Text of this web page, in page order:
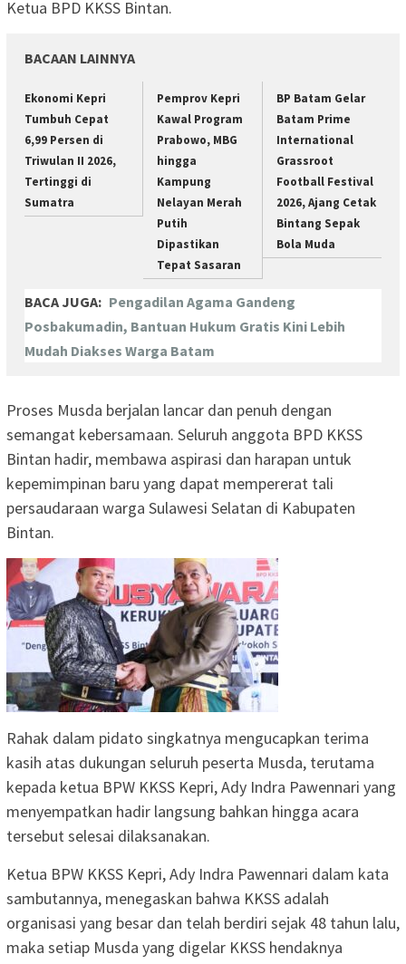
Ketua BPD KKSS Bintan.
BACAAN LAINNYA
Ekonomi Kepri
Tumbuh Cepat
6,99 Persen di
Triwulan II 2026,
Tertinggi di
Sumatra
Pemprov Kepri
Kawal Program
Prabowo, MBG
hingga
Kampung
Nelayan Merah
Putih
Dipastikan
Tepat Sasaran
BP Batam Gelar
Batam Prime
International
Grassroot
Football Festival
2026, Ajang Cetak
Bintang Sepak
Bola Muda
BACA JUGA: Pengadilan Agama Gandeng
Posbakumadin, Bantuan Hukum Gratis Kini Lebih
Mudah Diakses Warga Batam
Proses Musda berjalan lancar dan penuh dengan
semangat kebersamaan. Seluruh anggota BPD KKSS
Bintan hadir, membawa aspirasi dan harapan untuk
kepemimpinan baru yang dapat mempererat tali
persaudaraan warga Sulawesi Selatan di Kabupaten
Bintan.
Rahak dalam pidato singkatnya mengucapkan terima
kasih atas dukungan seluruh peserta Musda, terutama
kepada ketua BPW KKSS Kepri, Ady Indra Pawennari yang
menyempatkan hadir langsung bahkan hingga acara
tersebut selesai dilaksanakan.
Ketua BPW KKSS Kepri, Ady Indra Pawennari dalam kata
sambutannya, menegaskan bahwa KKSS adalah
organisasi yang besar dan telah berdiri sejak 48 tahun lalu,
maka setiap Musda yang digelar KKSS hendaknya